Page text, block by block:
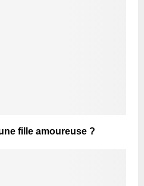
fille amoureuse ?